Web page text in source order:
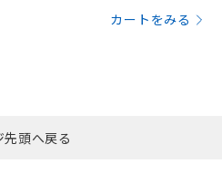
カートをみる
先頭へ戻る